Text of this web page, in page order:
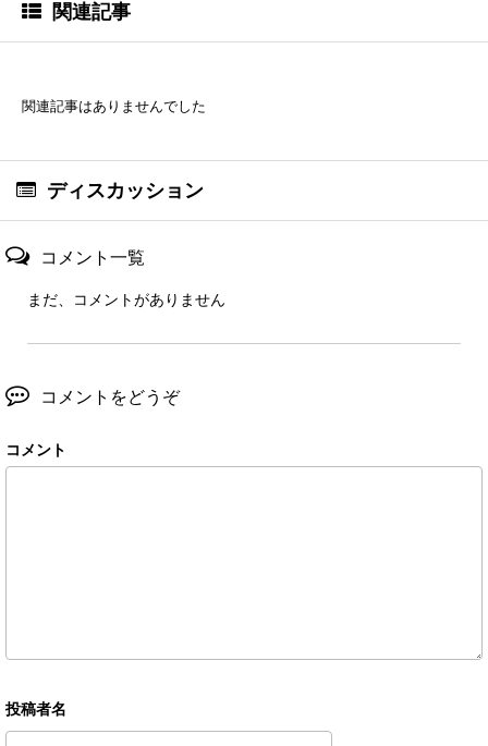
関連記事
関連記事はありませんでした
ディスカッション
コメント一覧
まだ、コメントがありません
コメントをどうぞ
コメント